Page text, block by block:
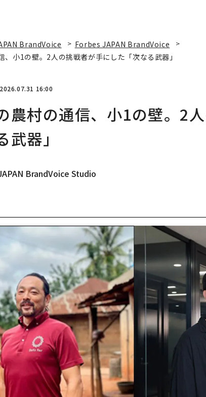
BrandVoice
Forbes JAPAN BrandVoice
、小1の壁。2人の挑戦者が手にした「次なる武器」
2026.07.31 16:00
農村の通信、小1の壁。2
武器」
BrandVoice Studio